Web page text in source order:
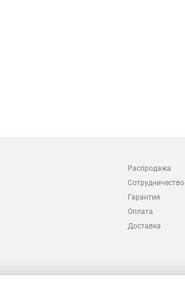
Распродажа
Сотрудничество
Гарантия
Оплата
Доставка